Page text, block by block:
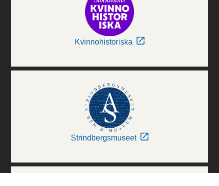
Kvinnohistoriska
Strindbergsmuseet